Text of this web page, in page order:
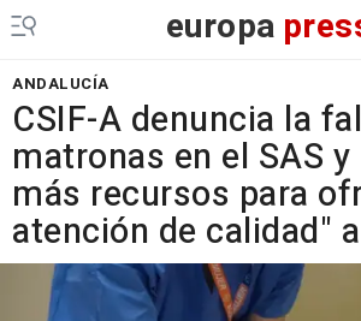
europa
ANDALUCÍA
CSIF-A denuncia la
matronas en el SAS
más recursos para
atención de calidad"